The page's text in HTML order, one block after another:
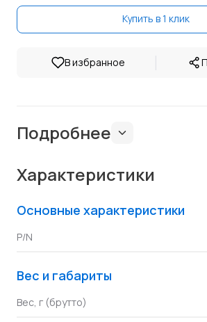
Купить в 1 клик
В избранное |
Подробнее
Характеристики
Основные характеристики
P/N
Вес и габариты
Вес, г (брутто)